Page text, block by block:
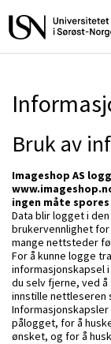
Bruk av
Imageshop AS
ingen måte
Data blir logget i
brukervennlighet
mange nettsteder
For å kunne logge
informasjonskapsel
du selv fjerne, ved
innstille nettleseren
pålogget, for å
ønsket, og for å